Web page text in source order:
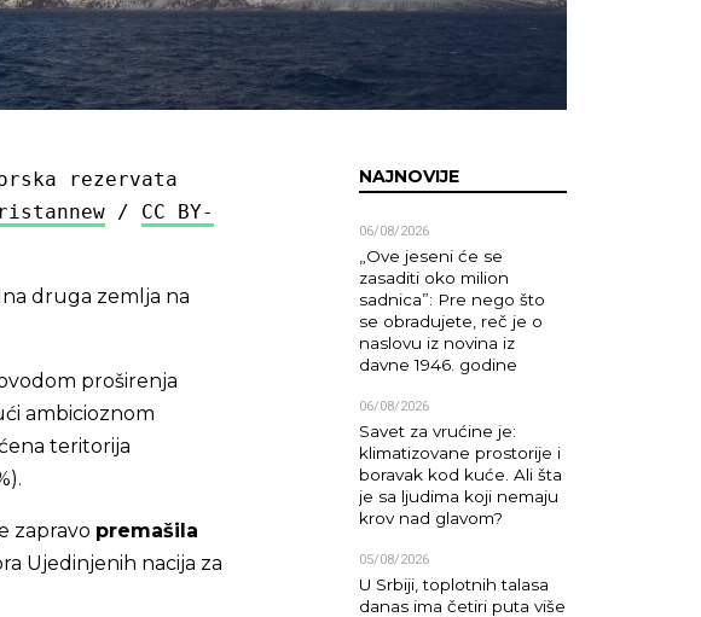
rezervata
/ CC BY-
druga zemlja na
proširenja
ambicioznom
teritorija
zapravo premašila
Ujedinjenih nacija za
NAJNOVIJE
06/08/2026
„Ove jeseni će se
zasaditi oko milion
sadnica”: Pre nego što
se obradujete, reč je o
naslovu iz novina iz
davne 1946. godine
06/08/2026
Savet za vrućine je:
klimatizovane prostorije i
boravak kod kuće. Ali šta
je sa ljudima koji nemaju
krov nad glavom?
05/08/2026
U Srbiji, toplotnih talasa
danas ima četiri puta više